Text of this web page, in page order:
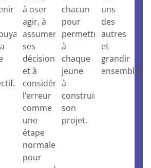
à oser
agir, à
assumer
ses
décisions
et à
considérer
l’erreur
comme
une
étape
normale
pour
chacun
pour
permettre
à
chaque
jeune
à
construire
son
projet.
uns
des
autres
et
grandir
ensemble.